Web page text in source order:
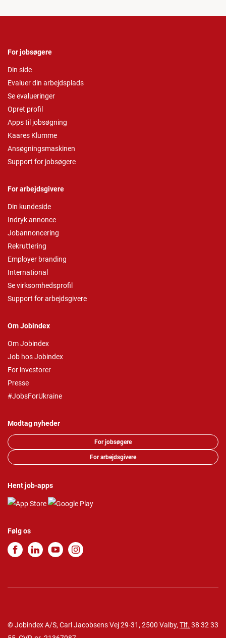
For jobsøgere
Din side
Evaluer din arbejdsplads
Se evalueringer
Opret profil
Apps til jobsøgning
Kaares Klumme
Ansøgningsmaskinen
Support for jobsøgere
For arbejdsgivere
Din kundeside
Indryk annonce
Jobannoncering
Rekruttering
Employer branding
International
Se virksomhedsprofil
Support for arbejdsgivere
Om Jobindex
Om Jobindex
Job hos Jobindex
For investorer
Presse
#JobsForUkraine
Modtag nyheder
For jobsøgere
For arbejdsgivere
Hent job-apps
Følg os
© Jobindex A/S, Carl Jacobsens Vej 29-31, 2500 Valby, Tlf. 38 32 33